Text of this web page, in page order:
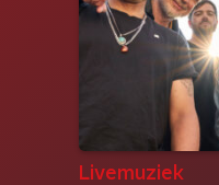
Livemuziek